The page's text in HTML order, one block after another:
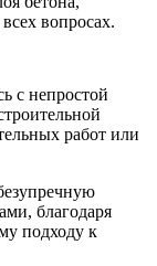
вопросах.
с непростой
работ или
благодаря
подходу к